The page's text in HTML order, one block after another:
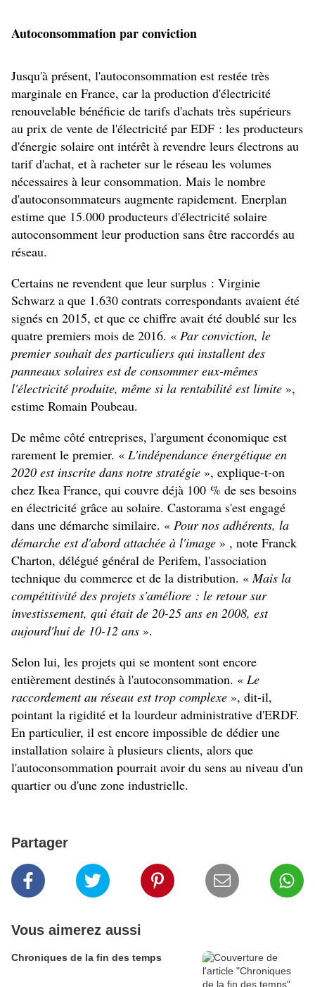
Autoconsommation par conviction
Jusqu'à présent, l'autoconsommation est restée très
marginale en France, car la production d'électricité
renouvelable bénéficie de tarifs d'achats très supérieurs
au prix de vente de l'électricité par EDF : les producteurs
d'énergie solaire ont intérêt à revendre leurs électrons au
tarif d'achat, et à racheter sur le réseau les volumes
nécessaires à leur consommation. Mais le nombre
d'autoconsommateurs augmente rapidement. Enerplan
estime que 15.000 producteurs d'électricité solaire
autoconsomment leur production sans être raccordés au
réseau.
Certains ne revendent que leur surplus : Virginie
Schwarz a que 1.630 contrats correspondants avaient été
signés en 2015, et que ce chiffre avait été doublé sur les
quatre premiers mois de 2016. « Par conviction, le
premier souhait des particuliers qui installent des
panneaux solaires est de consommer eux-mêmes
l'électricité produite, même si la rentabilité est limite »,
estime Romain Poubeau.
De même côté entreprises, l'argument économique est
rarement le premier. « L'indépendance énergétique en
2020 est inscrite dans notre stratégie », explique-t-on
chez Ikea France, qui couvre déjà 100 % de ses besoins
en électricité grâce au solaire. Castorama s'est engagé
dans une démarche similaire. « Pour nos adhérents, la
démarche est d'abordattachée à l'image » , note Franck
Charton, délégué général de Perifem, l'association
technique du commerce et de la distribution. «Mais la
compétitivité des projets s'améliore : le retour sur
investissement, qui était de 20-25 ans en 2008, est
aujourd'hui de 10-12 ans ».
Selon lui, les projets qui se montent sont encore
entièrement destinés à l'autoconsommation. « Le
raccordement au réseau est trop complexe », dit-il,
pointant la rigidité et la lourdeur administrative d'ERDF.
En particulier, il est encore impossible de dédier une
installation solaire à plusieurs clients, alors que
l'autoconsommation pourrait avoir du sens au niveau d'un
quartier ou d'une zone industrielle.
Partager
Vous aimerez aussi
Chroniques de la fin des temps